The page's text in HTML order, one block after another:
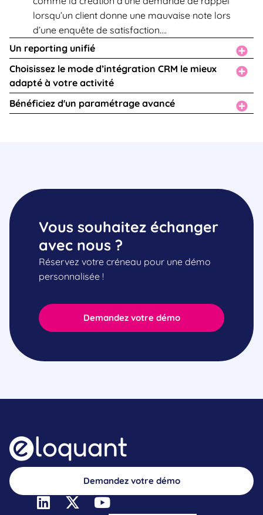
lorsqu’un client donne une mauvaise note lors
d’une enquête de satisfaction….
Un reporting unifié
Choisissez le mode d’intégration CRM le mieux
adapté à votre activité
Bénéficiez d'un paramétrage avancé
Demandez votre démo
Vous souhaitez échanger
avec nous ?
Réservez votre créneau pour une démo
personnalisée !
Demandez votre démo